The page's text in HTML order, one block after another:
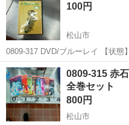
100円
松山市
0809-317 DVD/ブルーレイ 【状態】 ・使用に伴う多少のスレ、キズ、
落としきれない汚れなどございま
お値引きは出来かねますのでご
愛媛 松山市 DVD/ブルー
0809-315 赤
全巻セット
800円
松山市